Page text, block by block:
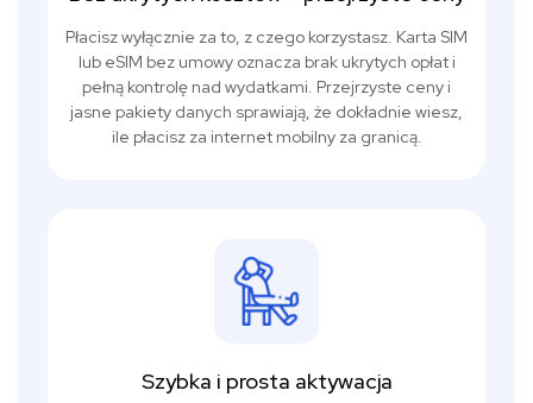
Płacisz wyłącznie za to, z czego korzystasz. Karta SIM
lub eSIM bez umowy oznacza brak ukrytych opłat i
pełną kontrolę nad wydatkami. Przejrzyste ceny i
jasne pakiety danych sprawiają, że dokładnie wiesz,
ile płacisz za internet mobilny za granicą.
Szybka i prosta aktywacja